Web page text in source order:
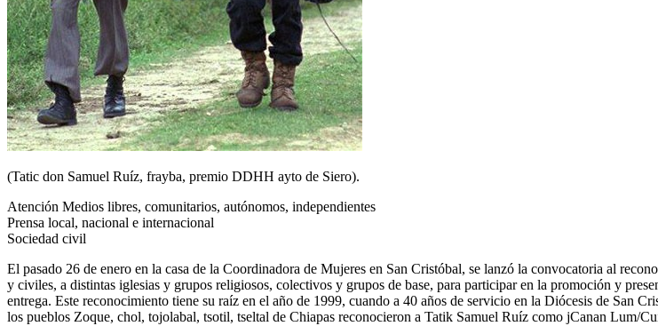
(Tatic don Samuel Ruíz, frayba, premio DDHH ayto de Siero).
Atención Medios libres, comunitarios, autónomos, independientes
Prensa local, nacional e internacional
Sociedad civil
El pasado 26 de enero en la casa de la Coordinadora de Mujeres en San Cristóbal, se lanzó la convocatoria al
y civiles, a distintas iglesias y grupos religiosos, colectivos y grupos de base, para participar en la promoción y
entrega. Este reconocimiento tiene su raíz en el año de 1999, cuando a 40 años de servicio en la Diócesis de San
los pueblos Zoque, chol, tojolabal, tsotil, tseltal de Chiapas reconocieron a Tatik Samuel Ruíz como jCanan Lum/